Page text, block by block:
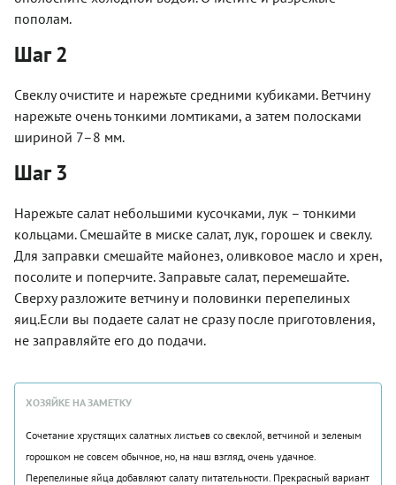
пополам.
Шаг 2
Свеклу очистите и нарежьте средними кубиками. Ветчину
нарежьте очень тонкими ломтиками, а затем полосками
шириной 7–8 мм.
Шаг 3
Нарежьте салат небольшими кусочками, лук – тонкими
кольцами. Смешайте в миске салат, лук, горошек и свеклу.
Для заправки смешайте майонез, оливковое масло и хрен,
посолите и поперчите. Заправьте салат, перемешайте.
Сверху разложите ветчину и половинки перепелиных
яиц.Если вы подаете салат не сразу после приготовления,
не заправляйте его до подачи.
ХОЗЯЙКЕ НА ЗАМЕТКУ
Сочетание хрустящих салатных листьев со свеклой, ветчиной и зеленым
горошком не совсем обычное, но, на наш взгляд, очень удачное.
Перепелиные яйца добавляют салату питательности. Прекрасный вариант